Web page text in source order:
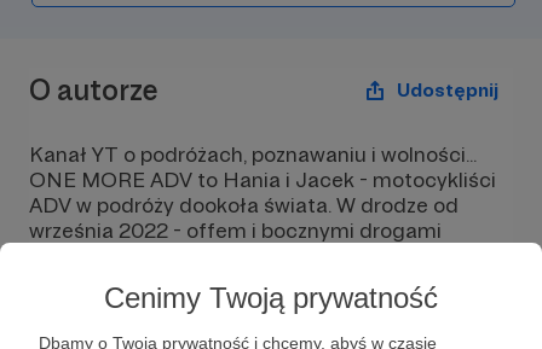
Cenimy Twoją prywatność
Dbamy o Twoją prywatność i chcemy, abyś w czasie
O autorze Udostępnij
Kanał YT o podróżach, poznawaniu i wolności...
ONE MORE ADV to Hania i Jacek - motocykliści
ADV w podróży dookoła świata. W drodze od
września 2022 - offem i bocznymi drogami
jesteśmy w Tajlandii. Odwiedziliśmy już 45 krajów
i jedziemy dalej!